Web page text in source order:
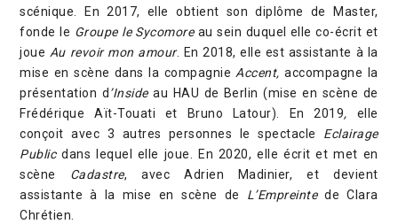
scénique. En 2017, elle obtient son diplôme de Master,
fonde le Groupe le Sycomore au sein duquel elle co-écrit et
joue Au revoir mon amour. En 2018, elle est assistante à la
mise en scène dans la compagnie Accent,accompagne la
présentation d ’Insideau HAU de Berlin (mise en scène de
Frédérique Aït-Touati et Bruno Latour). En 2019, elle
conçoit avec 3 autres personnes le spectacle Eclairage
Publicdans lequel elle joue. En 2020, elle écrit et met en
scène Cadastre, avec Adrien Madinier, et devient
assistante à la mise en scène de L’Empreintede Clara
Chrétien.